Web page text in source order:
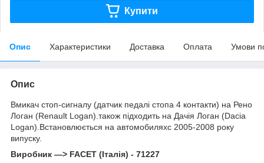
Купити
Опис Характеристики Доставка Оплата Умови
Опис
Вмикач стоп-сигналу (датчик педалі стопа 4 контакти) на Рено
Логан (Renault Logan).також підходить на Дачія Логан (Dacia
Logan).Встановлюється на автомобиляхс 2005-2008 року
випуску.
Виробник —> FACET (Італія) - 71227